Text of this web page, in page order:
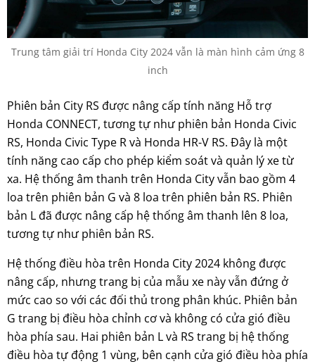
Trung tâm giải trí Honda City 2024 vẫn là màn hình cảm ứng 8
inch
Phiên bản City RS được nâng cấp tính năng Hỗ trợ
Honda CONNECT, tương tự như phiên bản Honda Civic
RS, Honda Civic Type R và Honda HR-V RS. Đây là một
tính năng cao cấp cho phép kiểm soát và quản lý xe từ
xa. Hệ thống âm thanh trên Honda City vẫn bao gồm 4
loa trên phiên bản G và 8 loa trên phiên bản RS. Phiên
bản L đã được nâng cấp hệ thống âm thanh lên 8 loa,
tương tự như phiên bản RS.
Hệ thống điều hòa trên Honda City 2024 không được
nâng cấp, nhưng trang bị của mẫu xe này vẫn đứng ở
mức cao so với các đối thủ trong phân khúc. Phiên bản
G trang bị điều hòa chỉnh cơ và không có cửa gió điều
hòa phía sau. Hai phiên bản L và RS trang bị hệ thống
điều hòa tự động 1 vùng, bên cạnh cửa gió điều hòa phía